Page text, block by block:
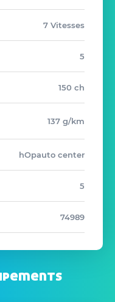
7 Vitesses
5
150 ch
137 g/km
hOpauto center
5
74989